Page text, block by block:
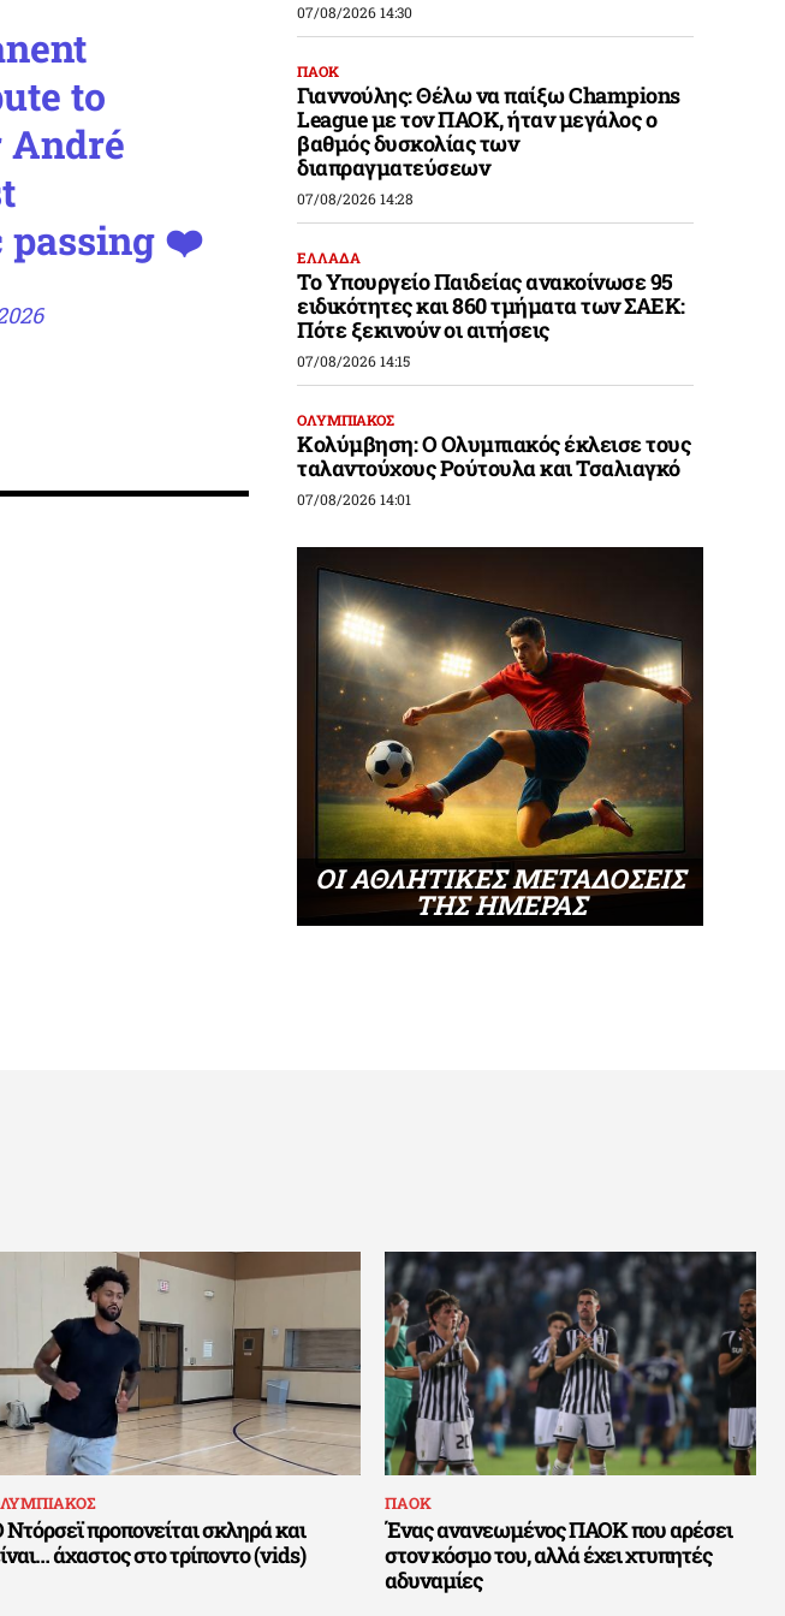
to
André
passing ❤️
07/08/2026 14:30
ΠΑΟΚ
Γιαννούλης: Θέλω να παίξω Champions
League με τον ΠΑΟΚ, ήταν μεγάλος ο
βαθμός δυσκολίας των
διαπραγματεύσεων
07/08/2026 14:28
ΕΛΛΑΔΑ
Το Υπουργείο Παιδείας ανακοίνωσε 95
ειδικότητες και 860 τμήματα των ΣΑΕΚ:
Πότε ξεκινούν οι αιτήσεις
07/08/2026 14:15
ΟΛΥΜΠΙΑΚΟΣ
Κολύμβηση: Ο Ολυμπιακός έκλεισε τους
ταλαντούχους Ρούτουλα και Τσαλιαγκό
07/08/2026 14:01
ΟΙ ΑΘΛΗΤΙΚΕΣ ΜΕΤΑΔΟΣΕΙΣ
ΤΗΣ ΗΜΕΡΑΣ
Ντόρσεϊ προπονείται σκληρά και
άχαστος στο τρίποντο (vids)
ΠΑΟΚ
Ένας ανανεωμένος ΠΑΟΚ που αρέσει
στον κόσμο του, αλλά έχει χτυπητές
αδυναμίες